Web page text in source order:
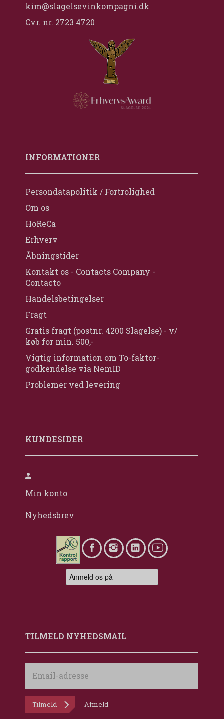
kim@slagelsevinkompagni.dk
Cvr. nr. 2723 4720
INFORMATIONER
Persondatapolitik / Fortrolighed
Om os
HoReCa
Erhverv
Åbningstider
Kontakt os - Contacts Company -
Contacto
Handelsbetingelser
Fragt
Gratis fragt (postnr. 4200 Slagelse) - v/
køb for min. 500,-
Vigtig information om To-faktor-
godkendelse via NemID
Problemer ved levering
KUNDESIDER
Min konto
Nyhedsbrev
TILMELD NYHEDSMAIL
adresse
Tilmeld Afmeld